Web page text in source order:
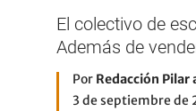
El colectivo de
Además de
Por Redacción Pilar
3 de septiembre de